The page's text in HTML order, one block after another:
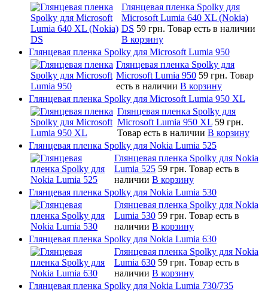
Глянцевая пленка Spolky для
Microsoft Lumia 640 XL (Nokia)
DS 59 грн. Товар есть в наличии
В корзину
Глянцевая пленка Spolky для Microsoft Lumia 950
Глянцевая пленка Spolky для
Microsoft Lumia 950 59 грн. Товар
есть в наличии В корзину
Глянцевая пленка Spolky для Microsoft Lumia 950 XL
Глянцевая пленка Spolky для
Microsoft Lumia 950 XL 59 грн.
Товар есть в наличии В корзину
Глянцевая пленка Spolky для Nokia Lumia 525
Глянцевая пленка Spolky для Nokia
Lumia 525 59 грн. Товар есть в
наличии В корзину
Глянцевая пленка Spolky для Nokia Lumia 530
Глянцевая пленка Spolky для Nokia
Lumia 530 59 грн. Товар есть в
наличии В корзину
Глянцевая пленка Spolky для Nokia Lumia 630
Глянцевая пленка Spolky для Nokia
Lumia 630 59 грн. Товар есть в
наличии В корзину
Глянцевая пленка Spolky для Nokia Lumia 730/735